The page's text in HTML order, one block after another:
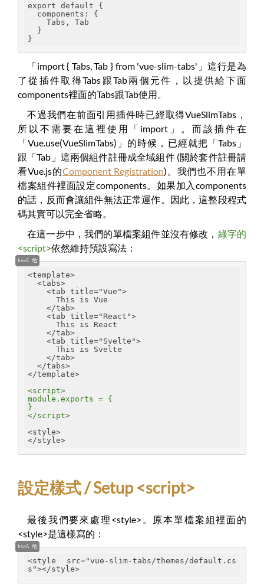
export default {
components: {
Tabs, Tab
}
}
「import { Tabs, Tab } from 'vue-slim-tabs'」這行是為
了從插件取得Tabs跟Tab兩個元件，以提供給下面
components裡面的Tabs跟Tab使用。
不過我們在前面引用插件時已經取得VueSlimTabs，
所以不需要在這裡使用「import」。而該插件在
「Vue.use(VueSlimTabs)」的時候，已經就把「Tabs」
跟「Tab」這兩個組件註冊成全域組件 (關於套件註冊請
看Vue.js的Component Registration)。我們也不用在單
檔案組件裡面設定components。如果加入components
的話，反而會讓組件無法正常運作。因此，這整段程式
碼其實可以完全省略。
在這一步中，我們的單檔案組件並沒有修改， 綠字的
<script>依然維持預設寫法：
html
<template>
<tabs>
<tab title="Vue">
This is Vue
</tab>
<tab title="React">
This is React
</tab>
<tab title="Svelte">
This is Svelte
</tab>
</tabs>
</template>
<script>
module.exports = {
}
</script>
<style>
</style>
設定樣式 / Setup <script>
最後我們要來處理<style>。原本單檔案組裡面的
<style>是這樣寫的：
html
<style src="vue-slim-tabs/themes/default.cs
s"></style>